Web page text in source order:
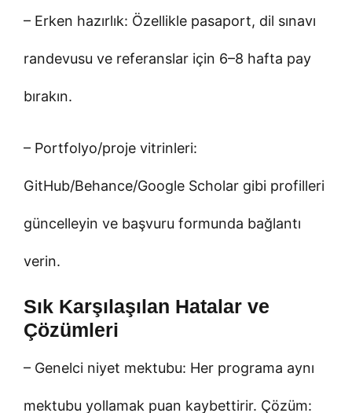
– Erken hazırlık: Özellikle pasaport, dil sınavı
randevusu ve referanslar için 6–8 hafta pay
bırakın.
– Portfolyo/proje vitrinleri:
GitHub/Behance/Google Scholar gibi profilleri
güncelleyin ve başvuru formunda bağlantı
verin.
Sık Karşılaşılan Hatalar ve
Çözümleri
– Genelci niyet mektubu: Her programa aynı
mektubu yollamak puan kaybettirir. Çözüm: